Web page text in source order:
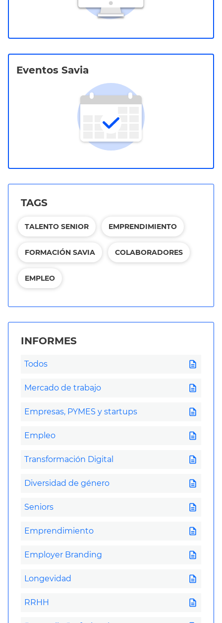
Eventos Savia
TAGS
TALENTO SENIOR EMPRENDIMIENTO
FORMACIÓN SAVIA COLABORADORES
EMPLEO
INFORMES
Todos description
Mercado de trabajo description
Empresas, PYMES y startups description
Empleo description
Transformación Digital description
Diversidad de género description
Seniors description
Emprendimiento description
Employer Branding description
Longevidad description
RRHH description